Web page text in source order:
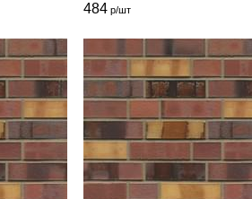
484 р/шт